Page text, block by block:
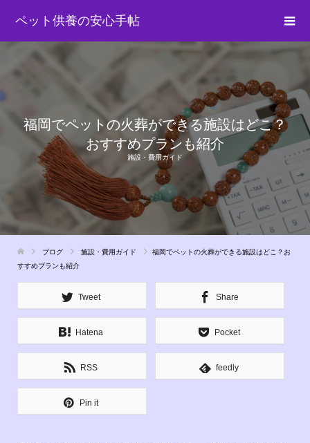
ペット供養の安心手帖
福岡でペットの火葬ができる施設はどこ？
おすすめプランも紹介
施設・費用ガイド
ブログ 施設・費用ガイド
福岡でペットの火葬ができる施設はどこ？お
すすめプランも紹介
Tweet Share
Hatena Pocket
RSS feedly
Pin it